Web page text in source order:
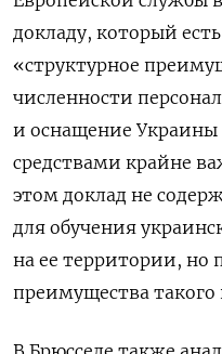
докладу, который
«структурное
численности
и оснащение
средствами крайне
этом доклад не
для обучения
на ее территории, но
преимущества такого